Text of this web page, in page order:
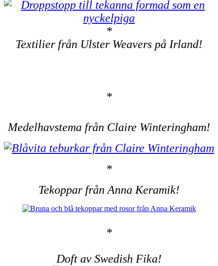
*
Textilier från Ulster Weavers på Irland!
*
Medelhavstema från Claire Winteringham!
*
Tekoppar från Anna Keramik!
*
Doft av Swedish Fika!